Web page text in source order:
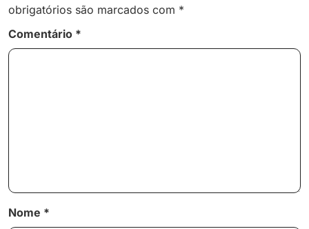
obrigatórios são marcados com *
Comentário *
Nome *